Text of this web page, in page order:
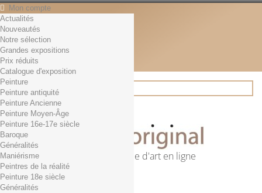
Mon compte
Contact
Français
English
Français
Actualités
Rechercher
Première librairie d'art en ligne
Panier (vide)
Aucun produit
Actualités
Nouveautés
Notre sélection
Grandes expositions
Prix réduits
Catalogue d'exposition
Peinture
Peinture antiquité
Peinture Ancienne
Peinture Moyen-Âge
Peinture 16e-17e siècle
Baroque
Généralités
Maniérisme
Peintres de la réalité
Peinture 18e siècle
Généralités